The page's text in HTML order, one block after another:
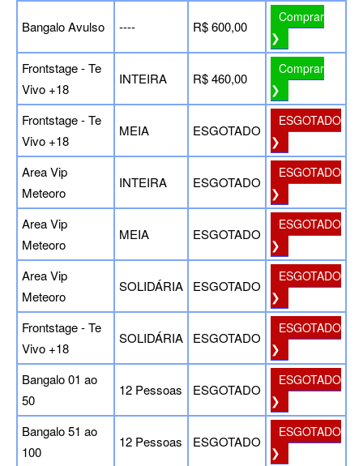
Bangalo Avulso ---- R$ 600,00
Comprar
❯
Frontstage - Te
Vivo +18
INTEIRA R$ 460,00
Comprar
❯
Frontstage - Te
Vivo +18
MEIA ESGOTADO
ESGOTADO
❯
Area Vip
Meteoro
INTEIRA ESGOTADO
ESGOTADO
❯
Area Vip
Meteoro
MEIA ESGOTADO
ESGOTADO
❯
Area Vip
Meteoro
SOLIDÁRIA ESGOTADO
ESGOTADO
❯
Frontstage - Te
Vivo +18
SOLIDÁRIA ESGOTADO
ESGOTADO
❯
Bangalo 01 ao
50
12 Pessoas ESGOTADO
ESGOTADO
❯
Bangalo 51 ao
100
12 Pessoas ESGOTADO
ESGOTADO
❯